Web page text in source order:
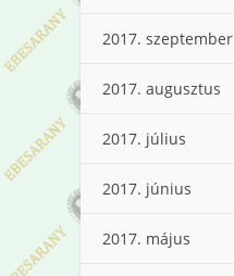
2017. szeptember
2017. augusztus
2017. július
2017. június
2017. május